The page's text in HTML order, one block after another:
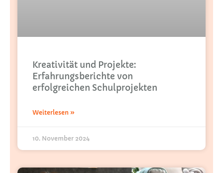
Kreativität und Projekte:
Erfahrungsberichte von
erfolgreichen Schulprojekten
Weiterlesen »
10. November 2024